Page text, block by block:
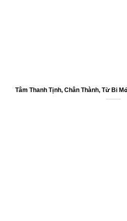
Tâm Thanh Tịnh, Chân Thành, Từ Bi